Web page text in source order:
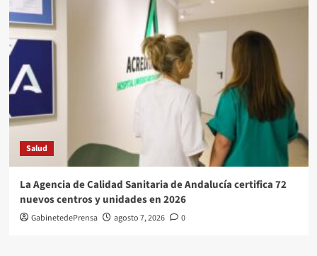
Salud
La Agencia de Calidad Sanitaria de Andalucía certifica 72
nuevos centros y unidades en 2026
GabinetedePrensa agosto 7, 2026 0